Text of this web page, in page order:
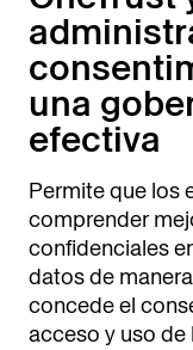
una
efectiva
Permite que los
comprender
confidenciales
datos de
concede el
acceso y uso